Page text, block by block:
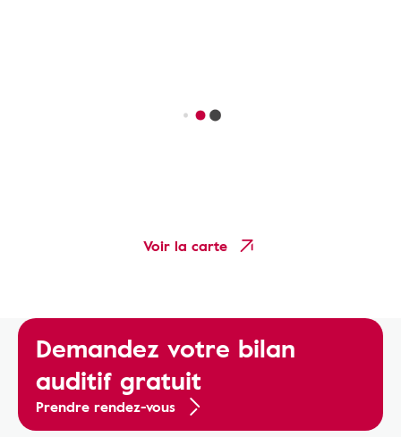
Voir la carte
Demandez votre bilan
auditif gratuit
Prendre rendez-vous